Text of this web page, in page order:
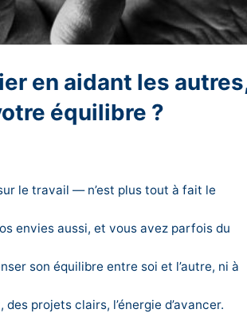
en aidant les
équilibre ?
le travail — n’est plus tout à fait le
envies aussi, et vous avez parfois du
son équilibre entre soi et l’autre, ni à
projets clairs, l’énergie d’avancer.